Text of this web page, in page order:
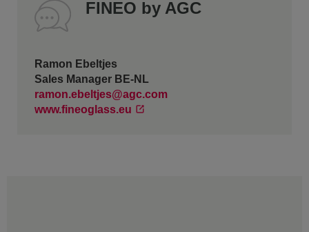
FINEO by AGC
Ramon Ebeltjes
Sales Manager BE-NL
ramon.ebeltjes@agc.com
www.fineoglass.eu